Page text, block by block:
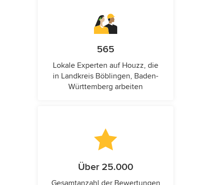
565
Lokale Experten auf Houzz, die
in Landkreis Böblingen, Baden-
Württemberg arbeiten
Über 25.000